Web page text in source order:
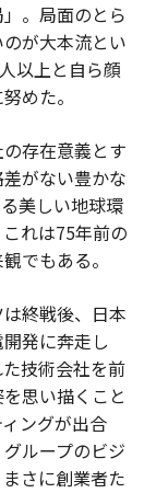
。局面のとら
が大本流とい
以上と自ら顔
めた。
存在意義とす
がない豊かな
美しい地球環
れは75年前の
でもある。
終戦後、日本
発に奔走し
技術会社を前
思い描くこと
ングが出合
ループのビジ
さに創業者た